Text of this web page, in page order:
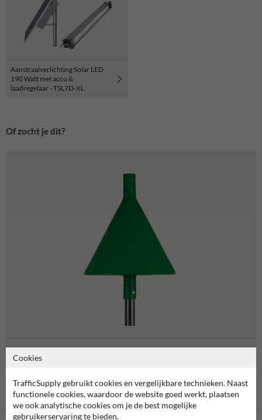
Aanstraalverlichting Solar LED
190 Watt met accu &
laadregelaar - TSL7D-XL
Of zocht je dit?
Cookies
TrafficSupply gebruikt cookies en vergelijkbare technieken. Naast
functionele cookies, waardoor de website goed werkt, plaatsen
we ook analytische cookies om je de best mogelijke
gebruikerservaring te bieden.